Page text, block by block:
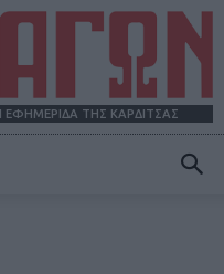
ΤΗΣ ΚΑΡΔΙΤΣΑΣ